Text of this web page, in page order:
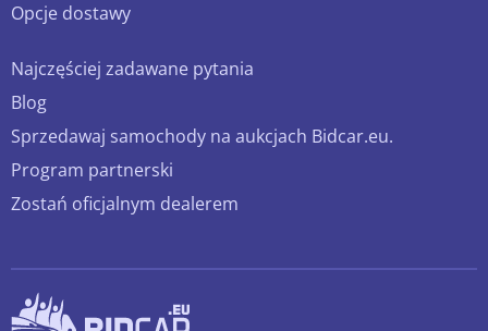
Opcje dostawy
Najczęściej zadawane pytania
Blog
Sprzedawaj samochody na aukcjach Bidcar.eu.
Program partnerski
Zostań oficjalnym dealerem